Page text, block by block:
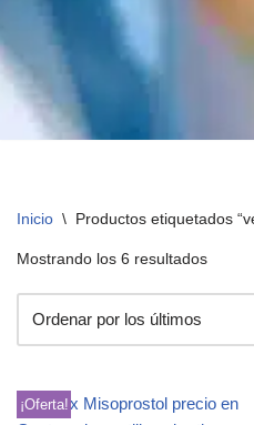
Inicio \ Productos etiquetados
Mostrando los 6 resultados
¡Oferta!